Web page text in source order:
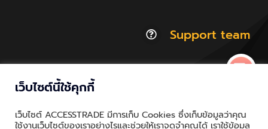
Support team
Thailand.a | All Rights Reserved
เว็บไซต์นี้ใช้คุกกี้
เว็บไซต์ ACCESSTRADE มีการเก็บ Cookies ซึ่งเก็บข้อมูลว่าคุณ
ใช้งานเว็บไซต์ของเราอย่างไรและช่วยให้เราจดจำคุณได้ เราใช้ข้อมูล